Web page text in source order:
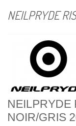
NEILPRYDE
NEILPRYDE
NOIR/GRIS